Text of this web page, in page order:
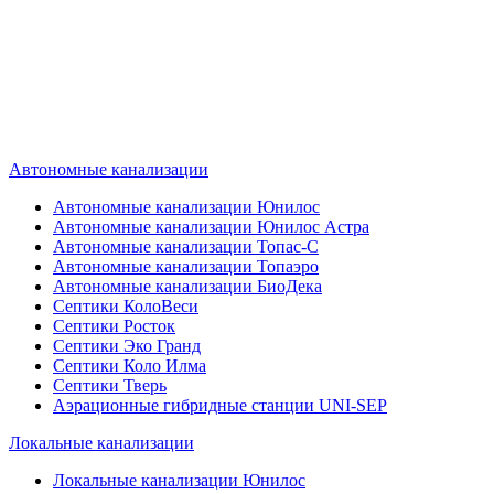
Автономные канализации
Автономные канализации Юнилос
Автономные канализации Юнилос Астра
Автономные канализации Топас-С
Автономные канализации Топаэро
Автономные канализации БиоДека
Септики КолоВеси
Септики Росток
Септики Эко Гранд
Септики Коло Илма
Септики Тверь
Аэрационные гибридные станции UNI-SEP
Локальные канализации
Локальные канализации Юнилос